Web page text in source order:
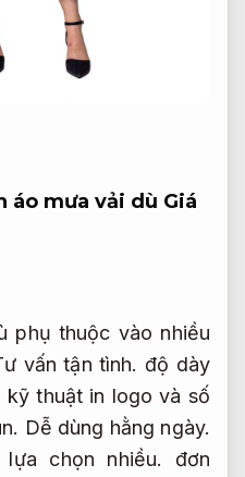
áo mưa vải dù Giá
phụ thuộc vào nhiều
vấn tận tình. độ dày
kỹ thuật in logo và số
Dễ dùng hằng ngày.
chọn nhiều. đơn